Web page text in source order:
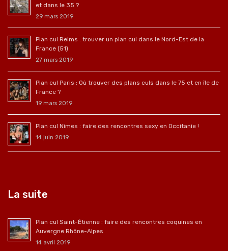
et dans le 35 ?
29 mars 2019
Plan cul Reims : trouver un plan cul dans le Nord-Est de la
France (51)
27 mars 2019
Plan cul Paris : Où trouver des plans culs dans le 75 et en île de
France ?
19 mars 2019
Plan cul Nîmes : faire des rencontres sexy en Occitanie !
14 juin 2019
La suite
Plan cul Saint-Étienne : faire des rencontres coquines en
Auvergne Rhône-Alpes
14 avril 2019